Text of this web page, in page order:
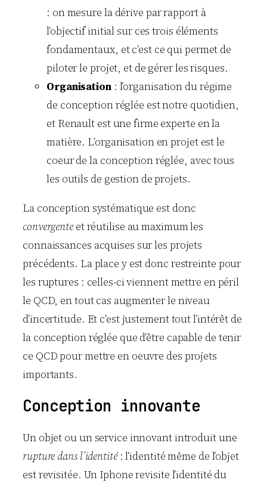
: on mesure la dérive par rapport à
l’objectif initial sur ces trois éléments
fondamentaux, et c’est ce qui permet de
piloter le projet, et de gérer les risques.
Organisation: l’organisation du régime
de conception réglée est notre quotidien,
et Renault est une firme experte en la
matière. L’organisation en projet est le
coeur de la conception réglée, avec tous
les outils de gestion de projets.
La conception systématique est donc
convergenteet réutilise au maximum les
connaissances acquises sur les projets
précédents. La place y est donc restreinte pour
les ruptures : celles-ci viennent mettre en péril
le QCD, en tout cas augmenter le niveau
d’incertitude. Et c’est justement tout l’intérêt de
la conception réglée que d’être capable de tenir
ce QCD pour mettre en oeuvre des projets
importants.
Conception innovante
Un objet ou un service innovant introduit une
rupture dans l’identité: l’identité même de l’objet
est revisitée. Un Iphone revisite l’identité du